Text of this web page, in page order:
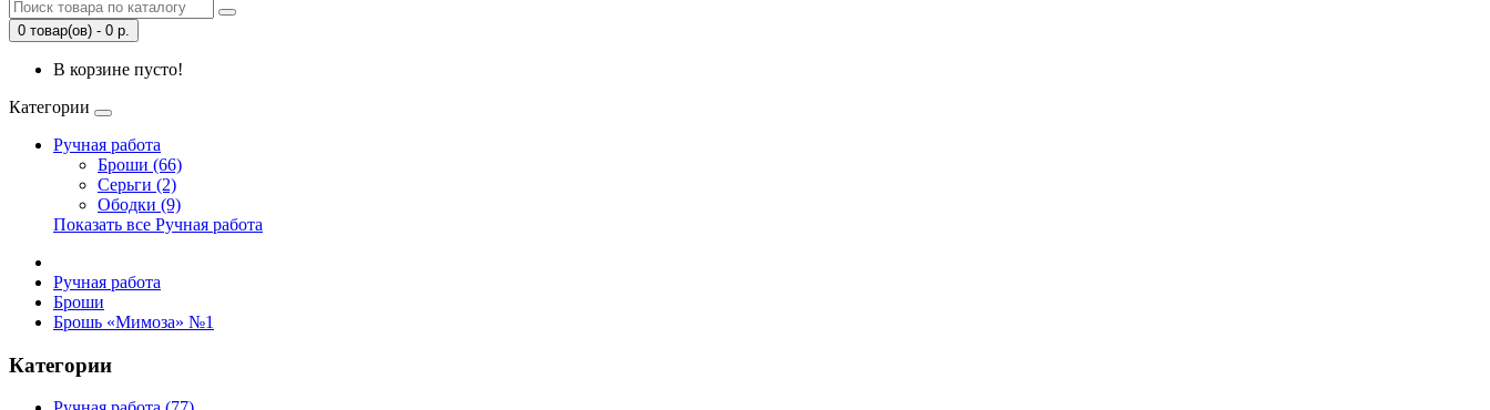
0 товар(ов) - 0 р.
В корзине пусто!
Категории
Ручная работа
Броши (66)
Серьги (2)
Ободки (9)
Показать все Ручная работа
Ручная работа
Броши
Брошь «Мимоза» №1
Категории